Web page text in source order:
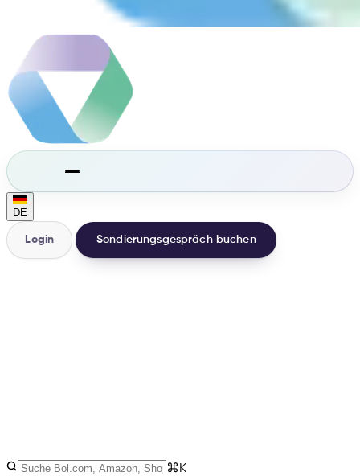
DE
Login Sondierungsgespräch buchen
3Arten ⌘K